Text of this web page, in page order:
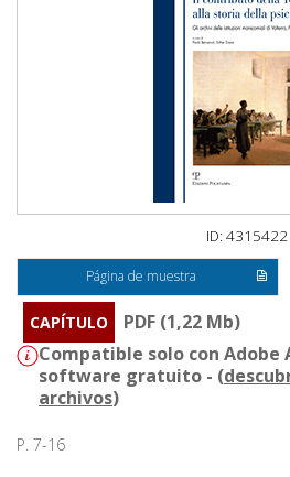
ID: 4315422
Página de muestra
CAPÍTULO
PDF (1,22 Mb)
Compatible solo con Adobe
software gratuito - (
archivos)
P. 7-16